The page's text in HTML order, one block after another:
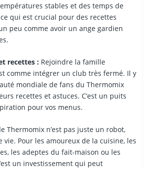
stables et des temps de
qui est crucial pour des recettes
peu comme avoir un ange gardien
recettes :Rejoindre la famille
comme intégrer un club très fermé. Il y
mondiale de fans du Thermomix
recettes et astuces. C’est un puits
pour vos menus.
Thermomix n’est pas juste un robot,
vie. Pour les amoureux de la cuisine, les
les adeptes du fait-maison ou les
un investissement qui peut